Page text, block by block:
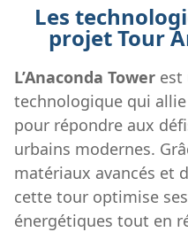
Les
projet Tour
L’Anaconda Tower est
technologique qui
pour répondre aux
urbains modernes.
matériaux avancés et
cette tour optimise
énergétiques tout en